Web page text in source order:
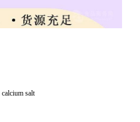
salt